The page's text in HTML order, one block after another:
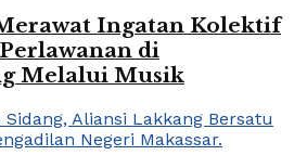
Ingatan Kolektif
di
Melalui Musik